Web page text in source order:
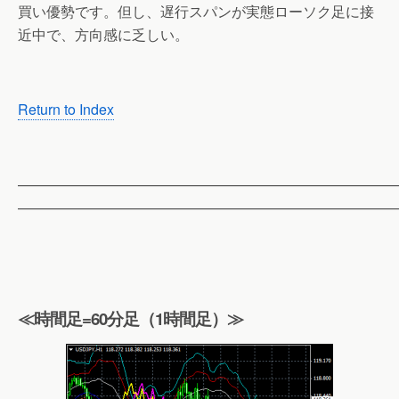
買い優勢です。但し、遅行スパンが実態ローソク足に接
近中で、方向感に乏しい。
Return to Index
≪時間足=60分足（1時間足）≫